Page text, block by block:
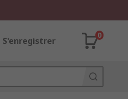
S'enregistrer
0